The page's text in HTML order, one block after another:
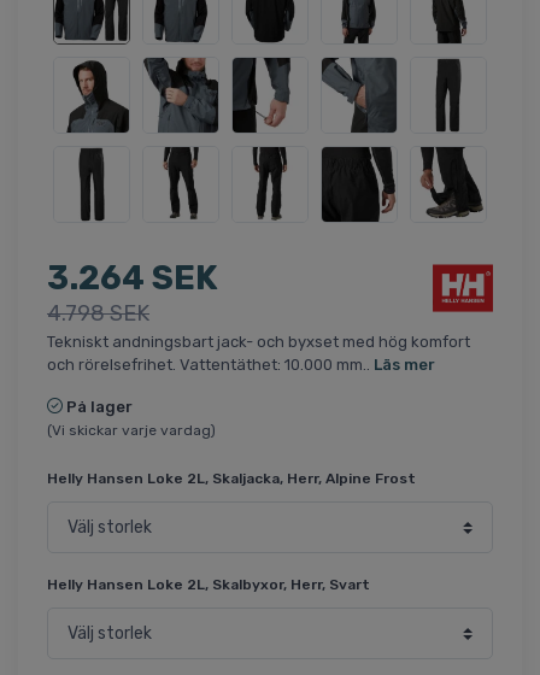
3.264 SEK
4.798 SEK
Tekniskt andningsbart jack- och byxset med hög komfort
och rörelsefrihet. Vattentäthet: 10.000 mm.. Läs mer
På lager
(Vi skickar varje vardag)
Helly Hansen Loke 2L, Skaljacka, Herr, Alpine Frost
Helly Hansen Loke 2L, Skalbyxor, Herr, Svart